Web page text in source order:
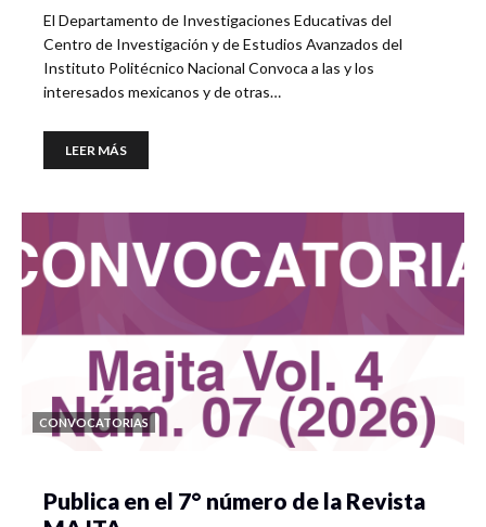
El Departamento de Investigaciones Educativas del
Centro de Investigación y de Estudios Avanzados del
Instituto Politécnico Nacional Convoca a las y los
interesados mexicanos y de otras…
LEER MÁS
CONVOCATORIAS
Publica en el 7° número de la Revista